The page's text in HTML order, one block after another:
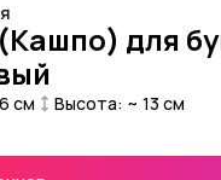
для
см Высота: ~ 13 см